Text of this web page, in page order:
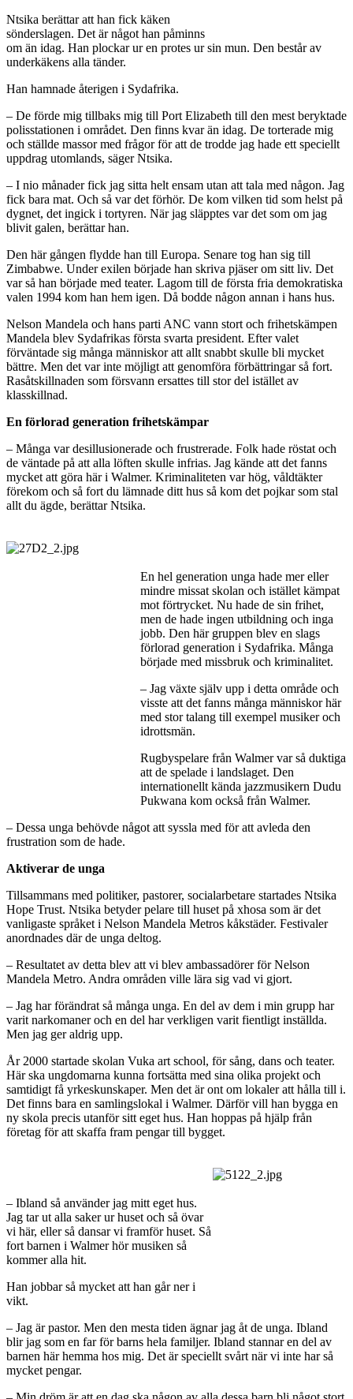
Ntsika berättar att han fick käken
sönderslagen. Det är något han påminns
om än idag. Han plockar ur en protes ur sin mun. Den består av
underkäkens alla tänder.
Han hamnade återigen i Sydafrika.
– De förde mig tillbaks mig till Port Elizabeth till den mest beryktade
polisstationen i området. Den finns kvar än idag. De torterade mig
och ställde massor med frågor för att de trodde jag hade ett speciellt
uppdrag utomlands, säger Ntsika.
– I nio månader fick jag sitta helt ensam utan att tala med någon. Jag
fick bara mat. Och så var det förhör. De kom vilken tid som helst på
dygnet, det ingick i tortyren. När jag släpptes var det som om jag
blivit galen, berättar han.
Den här gången flydde han till Europa. Senare tog han sig till
Zimbabwe. Under exilen började han skriva pjäser om sitt liv. Det
var så han började med teater. Lagom till de första fria demokratiska
valen 1994 kom han hem igen. Då bodde någon annan i hans hus.
Nelson Mandela och hans parti ANC vann stort och frihetskämpen
Mandela blev Sydafrikas första svarta president. Efter valet
förväntade sig många människor att allt snabbt skulle bli mycket
bättre. Men det var inte möjligt att genomföra förbättringar så fort.
Rasåtskillnaden som försvann ersattes till stor del istället av
klasskillnad.
En förlorad generation frihetskämpar
– Många var desillusionerade och frustrerade. Folk hade röstat och
de väntade på att alla löften skulle infrias. Jag kände att det fanns
mycket att göra här i Walmer. Kriminaliteten var hög, våldtäkter
förekom och så fort du lämnade ditt hus så kom det pojkar som stal
allt du ägde, berättar Ntsika.
En hel generation unga hade mer eller
mindre missat skolan och istället kämpat
mot förtrycket. Nu hade de sin frihet,
men de hade ingen utbildning och inga
jobb. Den här gruppen blev en slags
förlorad generation i Sydafrika. Många
började med missbruk och kriminalitet.
– Jag växte själv upp i detta område och
visste att det fanns många människor här
med stor talang till exempel musiker och
idrottsmän.
Rugbyspelare från Walmer var så duktiga
att de spelade i landslaget. Den
internationellt kända jazzmusikern Dudu
Pukwana kom också från Walmer.
– Dessa unga behövde något att syssla med för att avleda den
frustration som de hade.
Aktiverar de unga
Tillsammans med politiker, pastorer, socialarbetare startades Ntsika
Hope Trust. Ntsika betyder pelare till huset på xhosa som är det
vanligaste språket i Nelson Mandela Metros kåkstäder. Festivaler
anordnades där de unga deltog.
– Resultatet av detta blev att vi blev ambassadörer för Nelson
Mandela Metro. Andra områden ville lära sig vad vi gjort.
– Jag har förändrat så många unga. En del av dem i min grupp har
varit narkomaner och en del har verkligen varit fientligt inställda.
Men jag ger aldrig upp.
År 2000 startade skolan Vuka art school, för sång, dans och teater.
Här ska ungdomarna kunna fortsätta med sina olika projekt och
samtidigt få yrkeskunskaper. Men det är ont om lokaler att hålla till i.
Det finns bara en samlingslokal i Walmer. Därför vill han bygga en
ny skola precis utanför sitt eget hus. Han hoppas på hjälp från
företag för att skaffa fram pengar till bygget.
– Ibland så använder jag mitt eget hus.
Jag tar ut alla saker ur huset och så övar
vi här, eller så dansar vi framför huset. Så
fort barnen i Walmer hör musiken så
kommer alla hit.
Han jobbar så mycket att han går ner i
vikt.
– Jag är pastor. Men den mesta tiden ägnar jag åt de unga. Ibland
blir jag som en far för barns hela familjer. Ibland stannar en del av
barnen här hemma hos mig. Det är speciellt svårt när vi inte har så
mycket pengar.